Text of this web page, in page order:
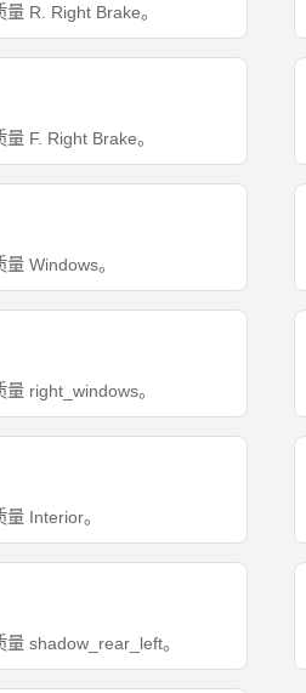
R. Right Brake。
F. Right Brake。
Windows。
right_windows。
Interior。
shadow_rear_left。